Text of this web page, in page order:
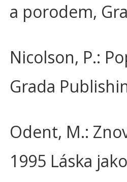
a porodem,
Nicolson, P.:
Grada
Odent, M.:
1995 Láska